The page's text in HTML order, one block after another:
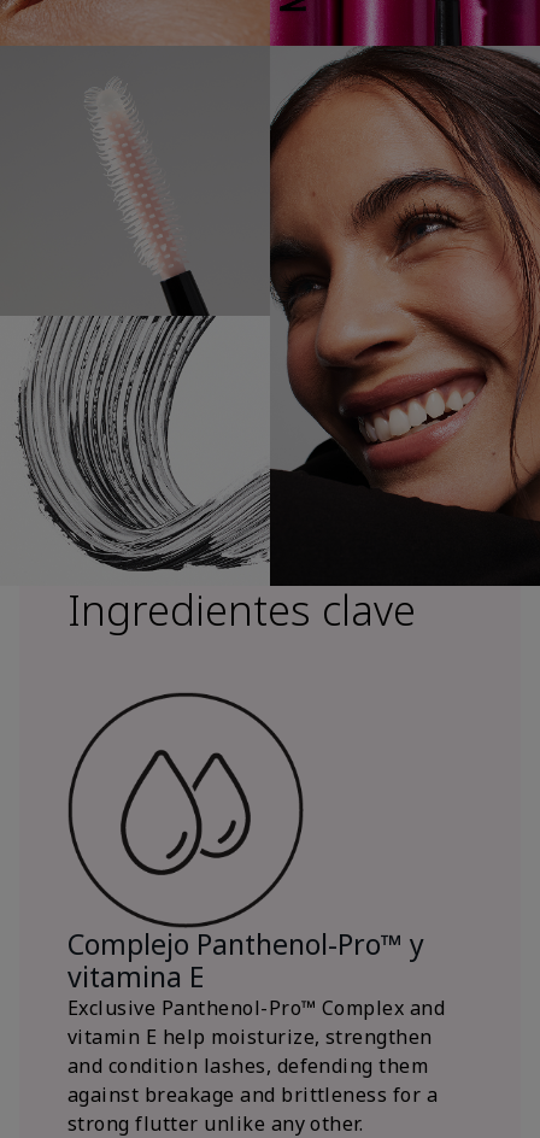
Ingredientes clave
Complejo Panthenol-Pro™ y
vitamina E
Exclusive Panthenol-Pro™ Complex and
vitamin E help moisturize, strengthen
and condition lashes, defending them
against breakage and brittleness for a
strong flutter unlike any other.